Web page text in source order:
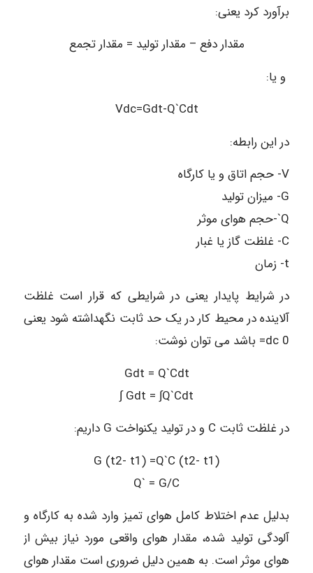
برآورد کرد یعنی:
مقدار دفع – مقدار تولید = مقدار تجمع
و یا:
Vdc=Gdt-Q`Cdt
در این رابطه:
V- حجم اتاق و یا کارگاه
G- میزان تولید
Q`-حجم هوای موثر
C- غلظت گاز یا غبار
t- زمان
در شرایط پایدار یعنی در شرایطی که قرار است غلظت
آلاینده در محیط کار در یک حد ثابت نگهداشته شود یعنی
0 dc= باشد می توان نوشت:
Gdt = Q`Cdt
∫ Gdt = ∫Q`Cdt
در غلظت ثابت C و در تولید یکنواخت G داریم:
G (t2- t1) =Q`C (t2- t1)
Q` = G/C
بدلیل عدم اختلاط کامل هوای تمیز وارد شده به کارگاه و
آلودگی تولید شده، مقدار هوای واقعی مورد نیاز بیش از
هوای موثر است. به همین دلیل ضروری است مقدار هوای